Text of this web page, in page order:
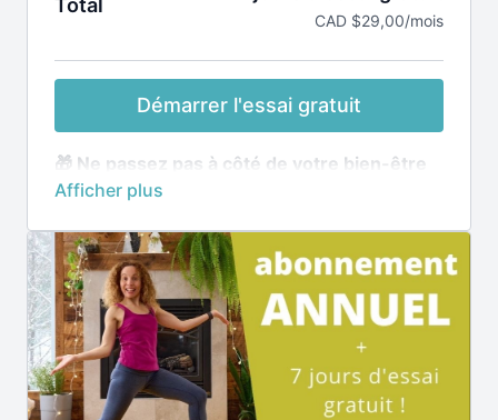
Total
CAD $29,00/mois
Démarrer l'essai gratuit
🎁 Ne passez pas à côté de votre bien-être
→7 jours d'essai gratuit
🧘‍♀️ Abonnement mensuel à renouvellement
automatique -Annulation en tout temps en 3
clics.
🧘‍♀️Accès illimité à toute la plateforme ▸
Application incluse
👉🏽Après la période d'essai de 7 jours, le